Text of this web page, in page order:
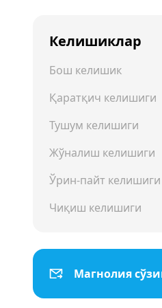
Келишиклар
Бош келишик
Қаратқич келишиги
Тушум келишиги
Жўналиш келишиги
Ўрин-пайт келишиги
Чиқиш келишиги
Магнолия